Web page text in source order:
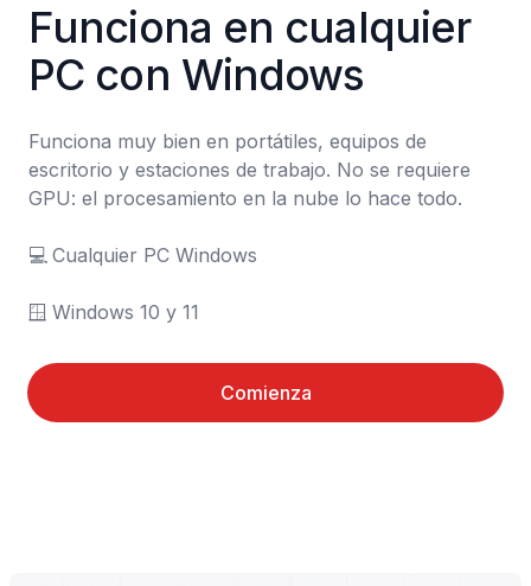
Funciona en cualquier
PC con Windows
Funciona muy bien en portátiles, equipos de
escritorio y estaciones de trabajo. No se requiere
GPU: el procesamiento en la nube lo hace todo.
💻	Cualquier PC Windows
🪟	Windows 10 y 11
Comienza